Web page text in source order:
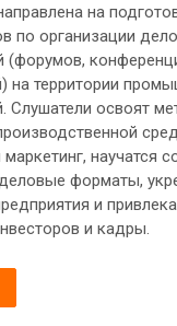
на
по организации
(форумов,
на территории
Слушатели освоят
научатся
форматы,
и
и кадры.